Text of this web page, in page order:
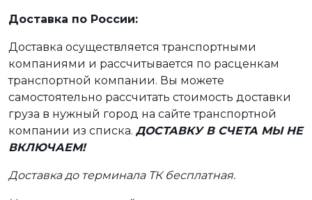
Доставка по России:
Доставка осуществляется транспортными
компаниями и рассчитывается по расценкам
транспортной компании. Вы можете
самостоятельно рассчитать стоимость доставки
груза в нужный город на сайте транспортной
компании из списка. ДОСТАВКУ В СЧЕТА МЫ НЕ
ВКЛЮЧАЕМ!
Доставка до терминала ТК бесплатная.